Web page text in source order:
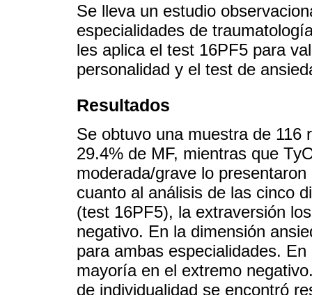
Se lleva un estudio
especialidades de
les aplica el test 16PF5 para
personalidad y el test de
Resultados
Se obtuvo una muestra de 116
29.4% de MF, mientras que
moderada/grave lo
cuanto al análisis de las cinco
(test 16PF5), la extraversión
negativo. En la dimensión
para ambas especialidades.
mayoría en el extremo
de individualidad se encontró